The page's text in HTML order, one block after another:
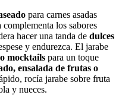
para carnes asadas
los sabores
hacer una tanda de dulces
y endurezca. El jarabe
mocktails para un toque
ensalada de frutas o
rocía jarabe sobre fruta
y nueces.